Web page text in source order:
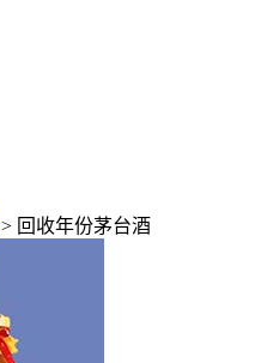
> 回收年份茅台酒